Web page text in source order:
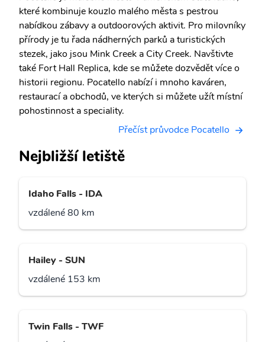
které kombinuje kouzlo malého města s pestrou
nabídkou zábavy a outdoorových aktivit. Pro milovníky
přírody je tu řada nádherných parků a turistických
stezek, jako jsou Mink Creek a City Creek. Navštivte
také Fort Hall Replica, kde se můžete dozvědět více o
historii regionu. Pocatello nabízí i mnoho kaváren,
restaurací a obchodů, ve kterých si můžete užít místní
pohostinnost a speciality.
Přečíst průvodce Pocatello
Nejbližší letiště
Idaho Falls - IDA
vzdálené 80 km
Hailey - SUN
vzdálené 153 km
Twin Falls - TWF